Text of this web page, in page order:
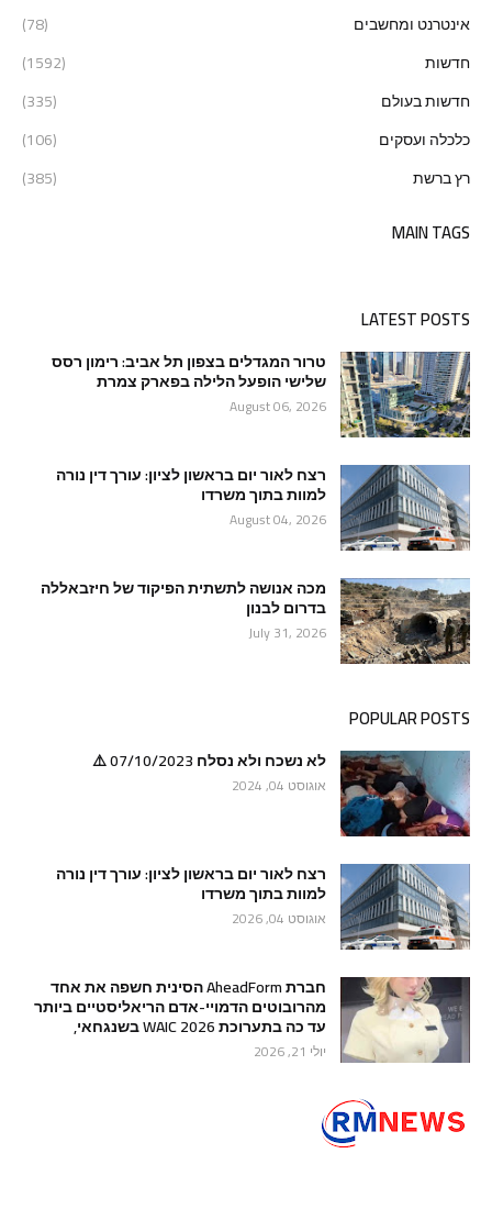
אינטרנט ומחשבים
(78)
חדשות
(1592)
חדשות בעולם
(335)
כלכלה ועסקים
(106)
רץ ברשת
(385)
MAIN TAGS
LATEST POSTS
טרור המגדלים בצפון תל אביב: רימון רסס
שלישי הופעל הלילה בפארק צמרת
August 06, 2026
רצח לאור יום בראשון לציון: עורך דין נורה
למוות בתוך משרדו
August 04, 2026
מכה אנושה לתשתית הפיקוד של חיזבאללה
בדרום לבנון
July 31, 2026
POPULAR POSTS
לא נשכח ולא נסלח 07/10/2023 ⚠️
אוגוסט 04, 2024
רצח לאור יום בראשון לציון: עורך דין נורה
למוות בתוך משרדו
אוגוסט 04, 2026
חברת AheadForm הסינית חשפה את אחד
מהרובוטים הדמויי-אדם הריאליסטיים ביותר
עד כה בתערוכת WAIC 2026 בשנגחאי,
יולי 21, 2026